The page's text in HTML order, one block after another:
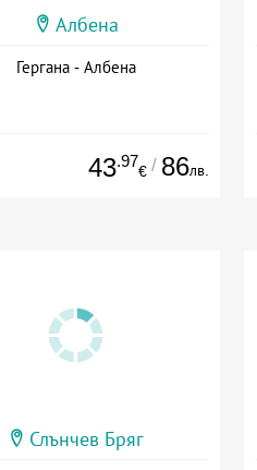
Албена
Гергана - Албена
43.97
€ / 86лв.
Слънчев Бряг